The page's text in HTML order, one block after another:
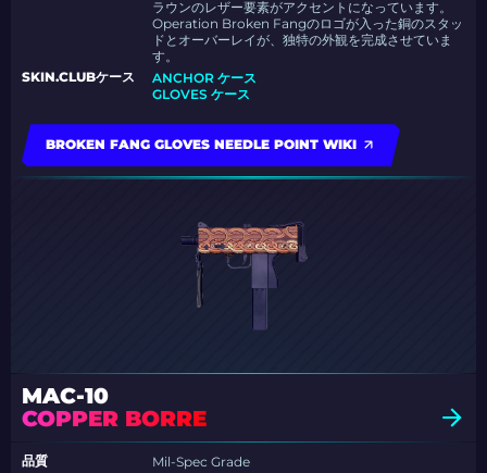
ラウンのレザー要素がアクセントになっています。
Operation Broken Fangのロゴが入った銅のスタッ
ドとオーバーレイが、独特の外観を完成させていま
す。
SKIN.CLUBケース
ANCHOR ケース
GLOVES ケース
BROKEN FANG GLOVES NEEDLE POINT WIKI
MAC-10
COPPER BORRE
品質
Mil-Spec Grade